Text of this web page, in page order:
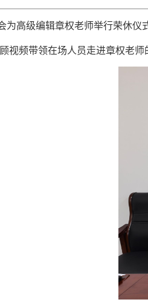
为高级编辑章权老师举行荣休仪
视频带领在场人员走进章权老